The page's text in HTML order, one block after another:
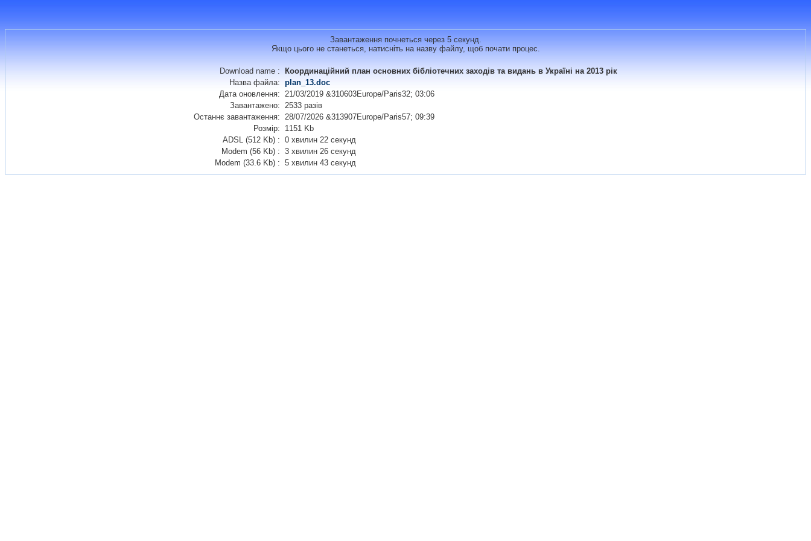
Завантаження почнеться через 5 секунд.
Якщо цього не станеться, натисніть на назву файлу, щоб почати процес.
Download name : Координаційний план основних бібліотечних заходів та видань в Україні на 2013 рік
Назва файла: plan_13.doc
Дата оновлення:
21/03/2019 &310603Europe/Paris32; 03:06
Завантажено:
2533 разів
Останнє завантаження:
28/07/2026 &313907Europe/Paris57; 09:39
Розмір:
1151 Kb
ADSL (512 Kb) : 0 хвилин 22 секунд
Modem (56 Kb) : 3 хвилин 26 секунд
Modem (33.6 Kb) : 5 хвилин 43 секунд